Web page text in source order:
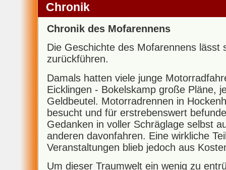
Chronik
Chronik des Mofarennens
Die Geschichte des Mofarennens lässt
zurückführen.
Damals hatten viele junge
Eicklingen - Bokelskamp große Pläne,
Geldbeutel. Motorradrennen in
besucht und für erstrebenswert
Gedanken in voller Schräglage selbst
anderen davonfahren. Eine wirkliche
Veranstaltungen blieb jedoch aus
Um dieser Traumwelt ein wenig zu